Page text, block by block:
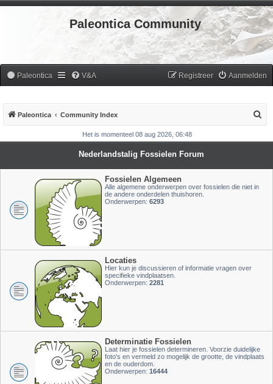
Paleontica Community
Paleontica V&A Aanmelden
Registreer
Paleontica Community Index
e
Het is momenteel 08 aug 2026, 06:48
Nederlandstalig Fossielen Forum
Fossielen Algemeen
Alle algemene onderwerpen over fossielen die niet in
de andere onderdelen thuishoren.
Onderwerpen: 6293
Locaties
Hier kun je discussieren of informatie vragen over
specifieke vindplaatsen.
Onderwerpen: 2281
Determinatie Fossielen
Laat hier je fossielen determineren. Voorzie duidelijke
foto's en vermeld zo mogelijk de grootte, de vindplaats
en de ouderdom.
Onderwerpen: 16444